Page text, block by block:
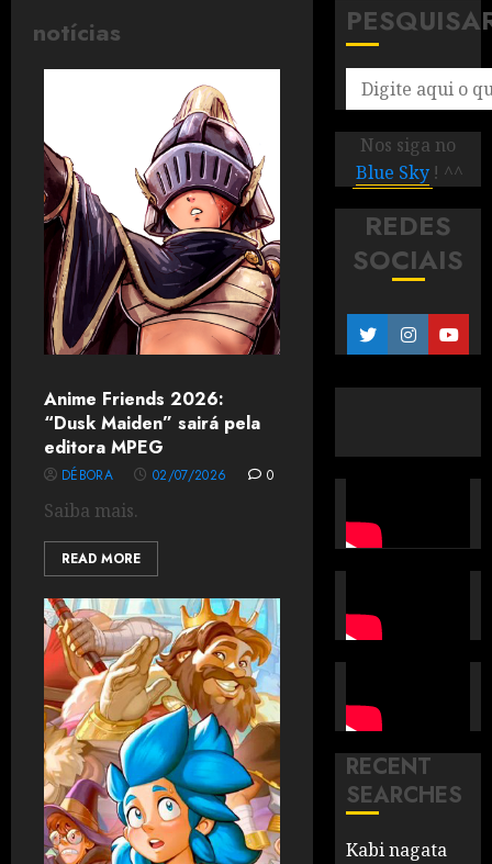
notícias
Anime Friends 2026:
“Dusk Maiden” sairá pela
editora MPEG
DÉBORA 02/07/2026 0
Saiba mais.
READ MORE
Nos siga no
Blue Sky ! ^^
REDES
SOCIAIS
RECENT
SEARCHES
Kabi nagata